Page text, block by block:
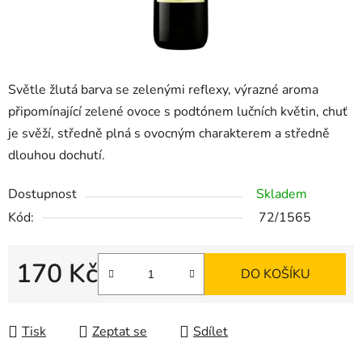
Světle žlutá barva se zelenými reflexy, výrazné aroma
připomínající zelené ovoce s podtónem lučních květin, chuť
je svěží, středně plná s ovocným charakterem a středně
dlouhou dochutí.
Dostupnost
Skladem
Kód:
72/1565
170 Kč DO KOŠÍKU
Tisk Zeptat se Sdílet